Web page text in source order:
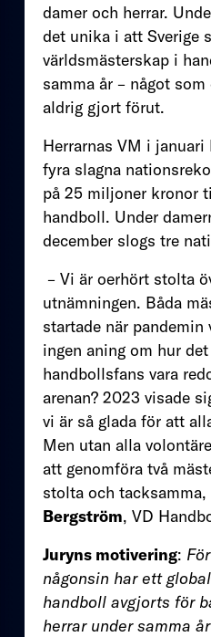
damer och herrar.
det unika i att Sverige
världsmästerskap i
samma år – något
aldrig gjort förut.
Herrarnas VM i januari
fyra slagna
på 25 miljoner kronor
handboll. Under
december slogs tre
– Vi är oerhört stolta
utnämningen. Båda
startade när pandemin
ingen aning om hur
handbollsfans vara
arenan? 2023 visade
vi är så glada för att
Men utan alla
att genomföra två
stolta och tacksamma,
Bergström, VD
Juryns motivering:
någonsin har ett
handboll avgjorts för
herrar under samma